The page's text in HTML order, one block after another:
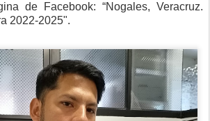
de Facebook: “Nogales, Veracruz.
2022-2025".